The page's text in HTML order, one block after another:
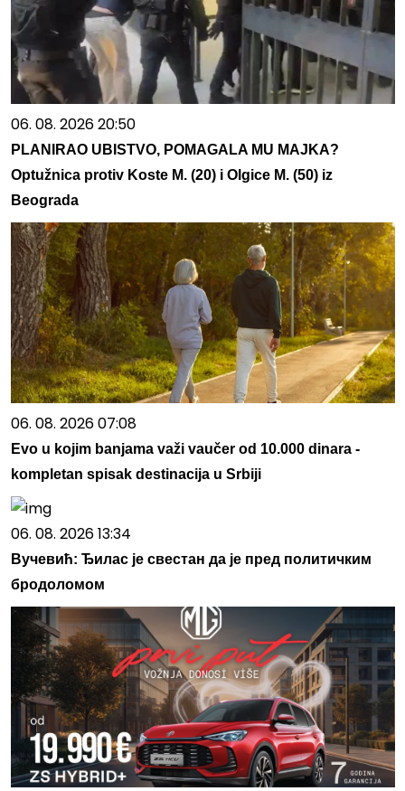
06. 08. 2026 20:50
PLANIRAO UBISTVO, POMAGALA MU MAJKA?
Optužnica protiv Koste M. (20) i Olgice M. (50) iz
Beograda
06. 08. 2026 07:08
Evo u kojim banjama važi vaučer od 10.000 dinara -
kompletan spisak destinacija u Srbiji
06. 08. 2026 13:34
Вучевић: Ђилас је свестан да је пред политичким
бродоломом